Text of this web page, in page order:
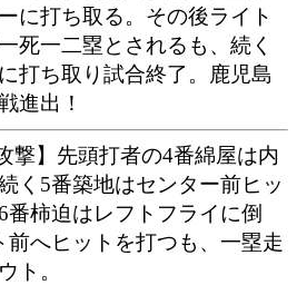
に打ち取る。その後ライト
死一二塁とされるも、続く
打ち取り試合終了。鹿児島
進出！
撃】先頭打者の4番綿屋は内
く5番築地はセンター前ヒッ
番柿迫はレフトフライに倒
へヒットを打つも、一塁走
ト。